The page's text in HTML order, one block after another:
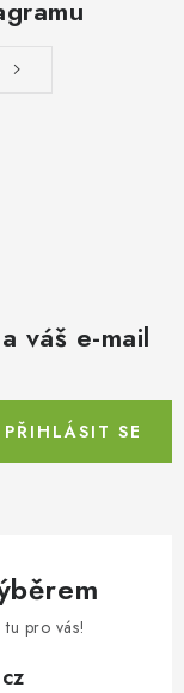
váš e-mail
PŘIHLÁSIT SE
pro vás!